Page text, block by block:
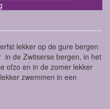
lekker op de gure bergen
in de Zwitserse bergen, in het
ofzo en in de zomer lekker
zwemmen in een